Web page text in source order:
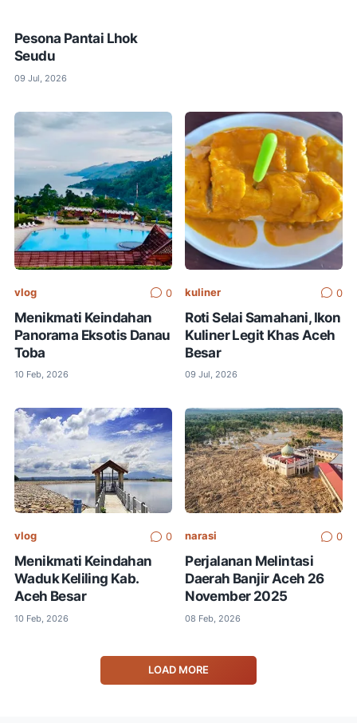
Pesona Pantai Lhok
Seudu
09 Jul, 2026
vlog 0
Menikmati Keindahan
Panorama Eksotis Danau
Toba
10 Feb, 2026
kuliner 0
​Roti Selai Samahani, Ikon
Kuliner Legit Khas Aceh
Besar
09 Jul, 2026
vlog 0
Menikmati Keindahan
Waduk Keliling Kab.
Aceh Besar
10 Feb, 2026
narasi 0
Perjalanan Melintasi
Daerah Banjir Aceh 26
November 2025
08 Feb, 2026
LOAD MORE